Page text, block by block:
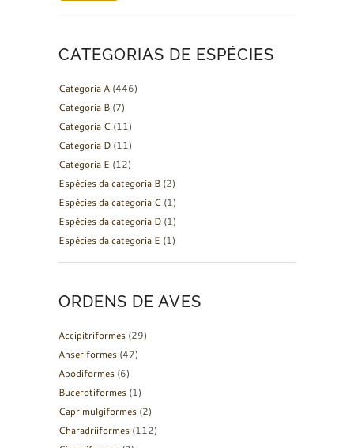
CATEGORIAS DE ESPÉCIES
Categoria A (446)
Categoria B (7)
Categoria C (11)
Categoria D (11)
Categoria E (12)
Espécies da categoria B (2)
Espécies da categoria C (1)
Espécies da categoria D (1)
Espécies da categoria E (1)
ORDENS DE AVES
Accipitriformes (29)
Anseriformes (47)
Apodiformes (6)
Bucerotiformes (1)
Caprimulgiformes (2)
Charadriiformes (112)